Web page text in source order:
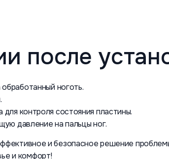
после
ноготь.
контроля состояния пластины.
давление на пальцы ног.
и безопасное решение
и комфорт!